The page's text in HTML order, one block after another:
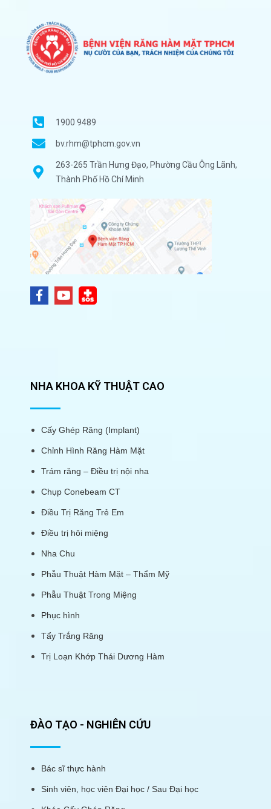
1900 9489
bv.rhm@tphcm.gov.vn
263-265 Trần Hưng Đạo, Phường Cầu Ông Lãnh,
Thành Phố Hồ Chí Minh
NHA KHOA KỸ THUẬT CAO
Cấy Ghép Răng (Implant)
Chỉnh Hình Răng Hàm Mặt
Trám răng – Điều trị nội nha
Chụp Conebeam CT
Điều Trị Răng Trẻ Em
Điều trị hôi miệng
Nha Chu
Phẫu Thuật Hàm Mặt – Thẩm Mỹ
Phẫu Thuật Trong Miệng
Phục hình
Tẩy Trắng Răng
Trị Loạn Khớp Thái Dương Hàm
ĐÀO TẠO - NGHIÊN CỨU
Bác sĩ thực hành
Sinh viên, học viên Đại học / Sau Đại học